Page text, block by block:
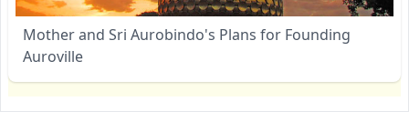
Mother and Sri Aurobindo's Plans for Founding
Auroville